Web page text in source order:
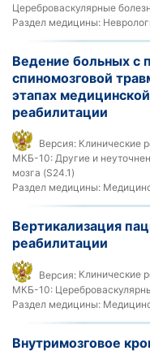
Цереброваскулярные
Раздел медицины:
Ведение больных с
спиномозговой
этапах
реабилитации
Версия: Клинические
МКБ-10: Другие и
мозга (S24.1)
Раздел медицины:
Вертикализация
реабилитации
Версия: Клинические
МКБ-10:
Раздел медицины:
Внутримозговое